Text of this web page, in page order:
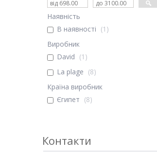
Наявність
В наявності
1
Виробник
David
1
La plage
8
Країна виробник
Єгипет
8
Контакти